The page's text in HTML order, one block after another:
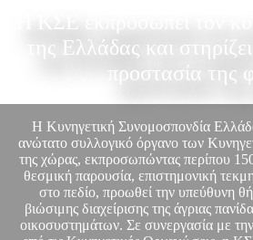
της Ελλάδας και
προστασία της
Η Κυνηγετική Συνομοσπονδία
ανώτατο συλλογικό όργανο των
της χώρας, εκπροσωπώντας περίπου
θεσμική παρουσία, επιστημονική
στο πεδίο, προωθεί την υπεύθυνη
βιώσιμης διαχείρισης της άγριας
οικοσυστημάτων. Σε συνεργασία με